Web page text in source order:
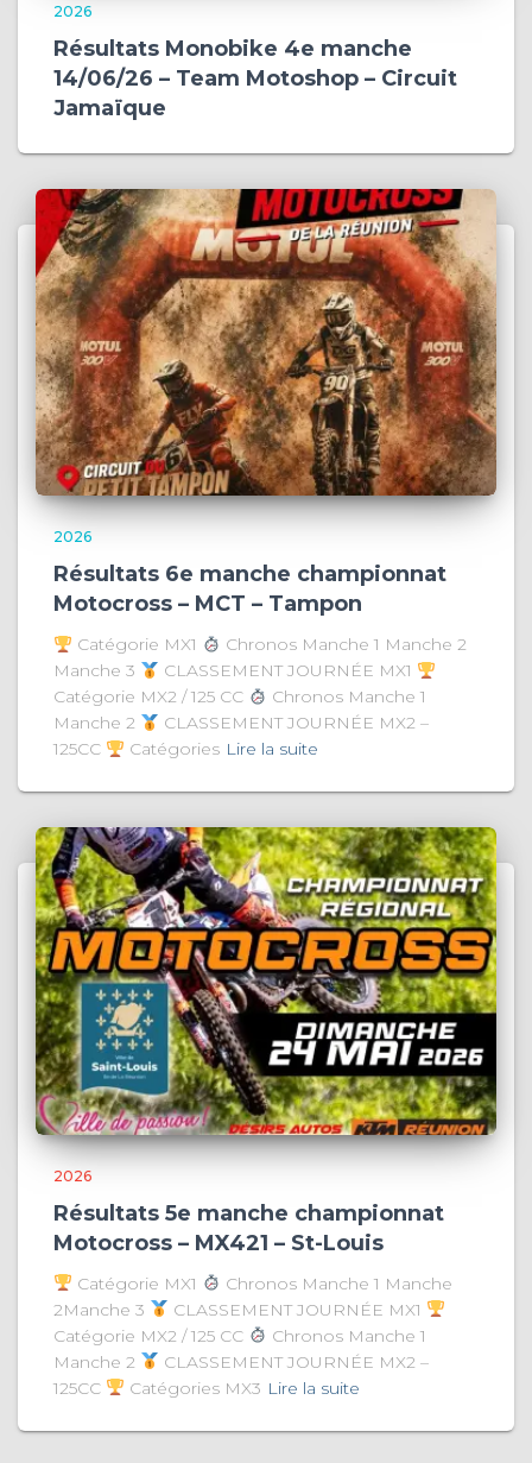
2026
Résultats Monobike 4e manche
14/06/26 – Team Motoshop – Circuit
Jamaïque
2026
Résultats 6e manche championnat
Motocross – MCT – Tampon
Catégorie MX1
Chronos Manche 1 Manche 2
Manche 3
CLASSEMENT JOURNÉE MX1
Catégorie MX2 / 125 CC
Chronos Manche 1
Manche 2
CLASSEMENT JOURNÉE MX2 –
125CC
Catégories Lire la suite
2026
Résultats 5e manche championnat
Motocross – MX421 – St-Louis
Catégorie MX1
Chronos Manche 1 Manche
2Manche 3
CLASSEMENT JOURNÉE MX1
Catégorie MX2 / 125 CC
Chronos Manche 1
Manche 2
CLASSEMENT JOURNÉE MX2 –
125CC
Catégories MX3 Lire la suite